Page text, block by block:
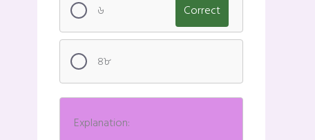
৬ Correct
৪৮
Explanation: